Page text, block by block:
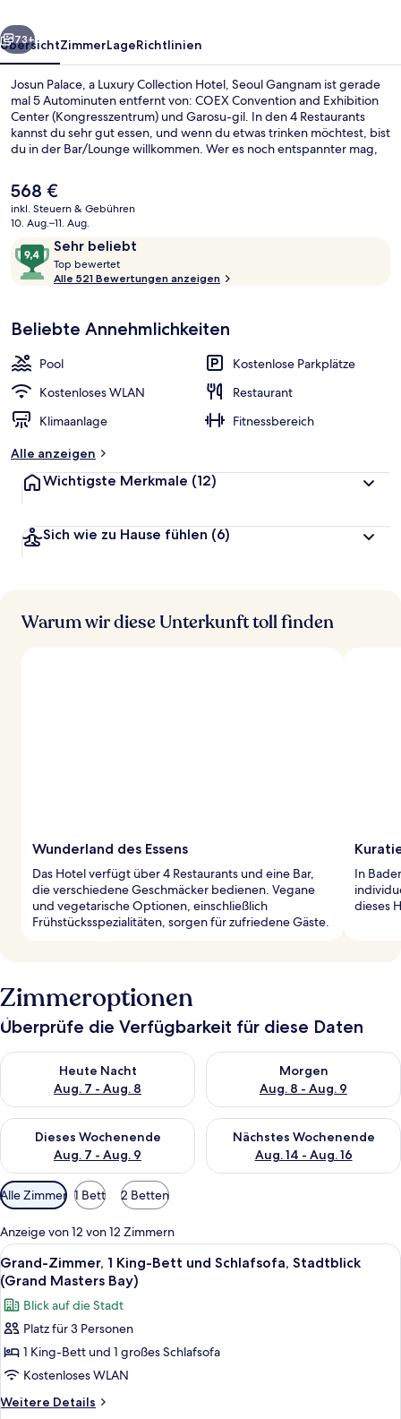
Seoul
Gangnam
Weiter
73+
ÜbersichtZimmerLageRichtlinien
Josun Palace, a Luxury Collection Hotel, Seoul Gangnam ist gerade
mal 5 Autominuten entfernt von: COEX Convention and Exhibition
Center (Kongresszentrum) und Garosu-gil. In den 4 Restaurants
kannst du sehr gut essen, und wenn du etwas trinken möchtest, bist
du in der Bar/Lounge willkommen. Wer es noch entspannter mag,
luxuriösen Stil bietet als weitere Highlights einen Innenpool, einen
Fitnessbereich sowie ein Kinderbecken. Andere Reisende lieben
das hilfsbereite Personal. Die öffentlichen Verkehrsmittel sind nur
einen kurzen Fußmarsch entfernt: Zur Station Yeoksam sind es 6
Minuten und zur Station Seolleung 8 Minuten.
Der
aktuelle
Preis
568 €.
568 €
inkl. Steuern & Gebühren
10. Aug.–11. Aug.
Bewertungen
Sehr beliebt
9,4
von
10,
beliebt
Top bewertet
o
b
r
Alle 521 Bewertungen anzeigen
Beliebte Annehmlichkeiten
Pool
Kostenlose Parkplätze
Kostenloses WLAN
Restaurant
Klimaanlage
Fitnessbereich
Alle anzeigen
Wichtigste Merkmale (12)
Sich wie zu Hause fühlen (6)
Warum wir diese Unterkunft toll finden
Wunderland des Essens
Das Hotel verfügt über 4 Restaurants und eine Bar,
die verschiedene Geschmäcker bedienen. Vegane
und vegetarische Optionen, einschließlich
Frühstücksspezialitäten, sorgen für zufriedene Gäste.
In
dieses
Zimmeroptionen
Überprüfe die Verfügbarkeit für diese Daten
Heute Nacht
Aug. 7 - Aug. 8
Überprüfe die Verfügbarkeit für heute Nacht, Aug. 7 - Aug. 8.
Morgen
Aug. 8 - Aug. 9
Überprüfe die Verfügbarkeit
Dieses Wochenende
Aug. 7 - Aug. 9
Überprüfe die Verfügbarkeit für dieses Wochenende, Aug. 7
Nächstes Wochenende
Aug. 14 - Aug. 16
Überprüfe die Verfügbarkeit
Verfügbare
Filter
für
Zimmer
Alle Zimmer 1 Bett 2 Betten
Anzeige von 12 von 12 Zimmern
Alle
Fotos
für
Grand-
Zimmer,
1 King-
Bett
und
Ein modernes Hotelzimmer mit
2
Grand-Zimmer, 1 King-Bett und Schlafsofa, Stadtblick
(Grand Masters Bay)
Blick auf die Stadt
Platz für 3 Personen
1 King-Bett und 1 großes Schlafsofa
Kostenloses WLAN
Weitere Details
Weitere